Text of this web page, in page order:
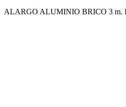
ALARGO ALUMINIO BRICO 3 m.